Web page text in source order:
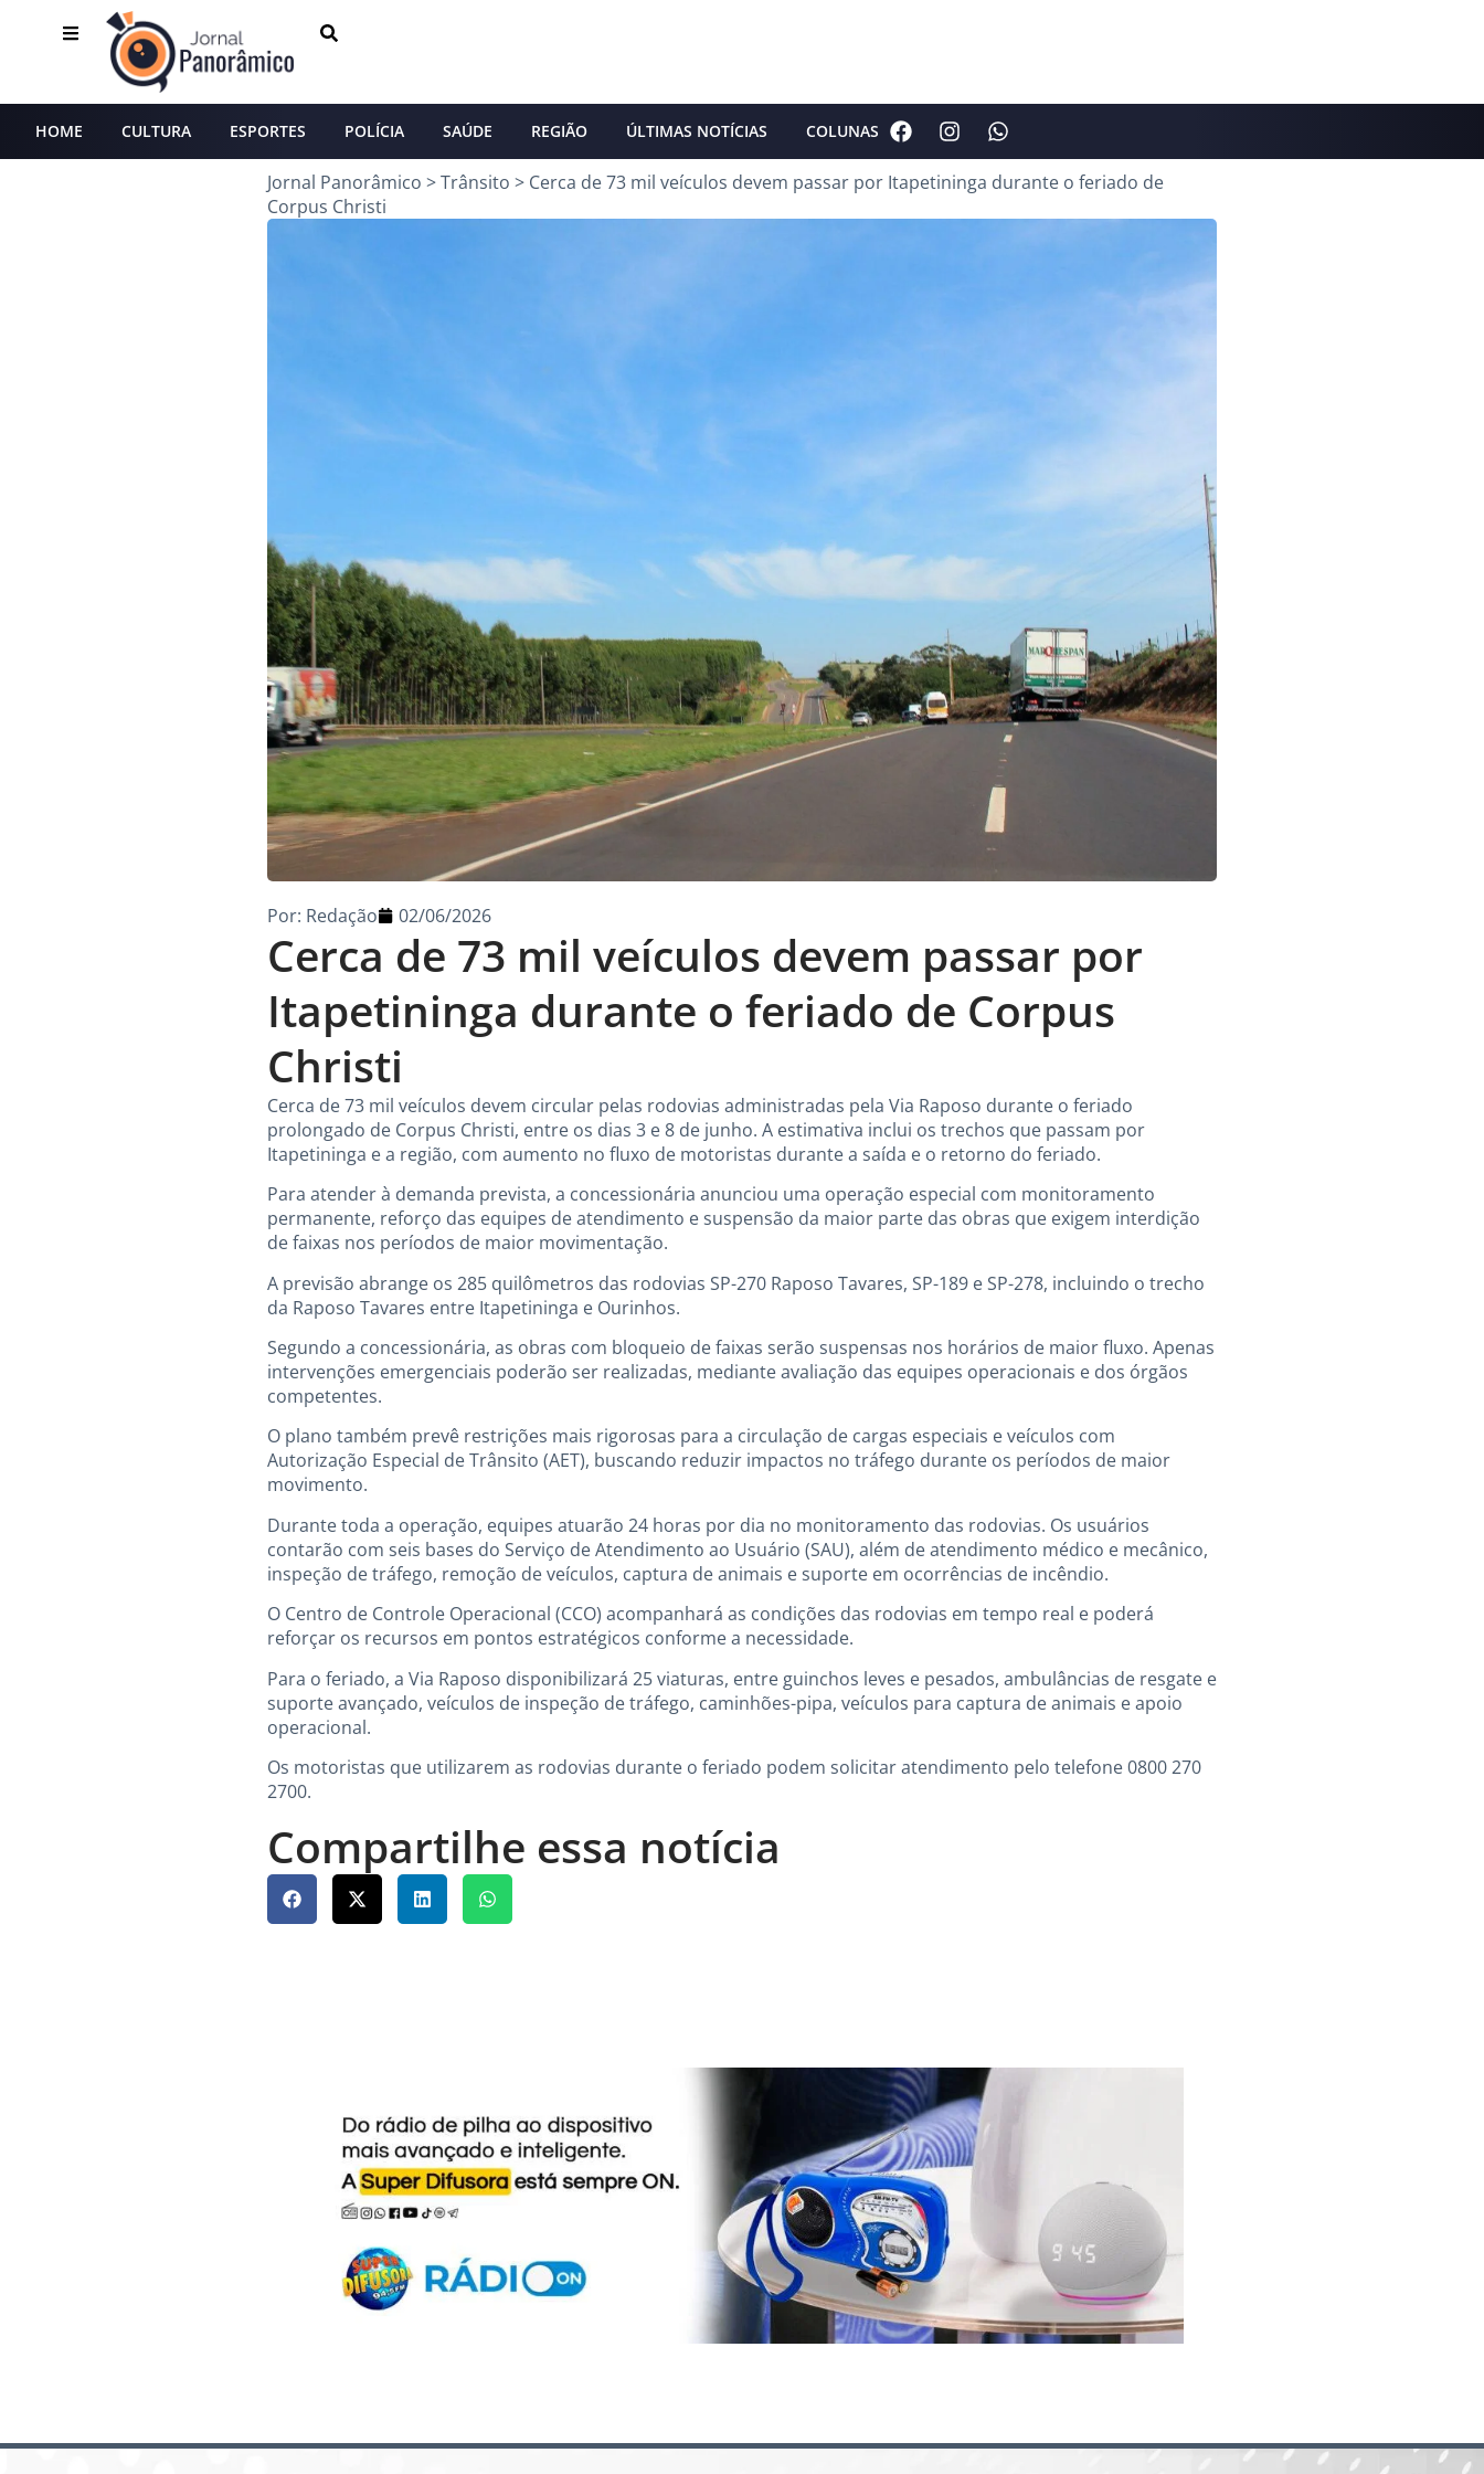
HOME CULTURA ESPORTES POLÍCIA SAÚDE REGIÃO ÚLTIMAS NOTÍCIAS COLUNAS
Jornal Panorâmico >Trânsito > Cerca de 73 mil veículos devem passar por Itapetininga durante o feriado de
Corpus Christi
Cerca de 73 mil veículos devem passar por
Itapetininga durante o feriado de Corpus
Christi
Por: Redação 02/06/2026
Cerca de 73 mil veículos devem circular pelas rodovias administradas pela Via Raposo durante o feriado
prolongado de Corpus Christi, entre os dias 3 e 8 de junho. A estimativa inclui os trechos que passam por
Itapetininga e a região, com aumento no fluxo de motoristas durante a saída e o retorno do feriado.
Para atender à demanda prevista, a concessionária anunciou uma operação especial com monitoramento
permanente, reforço das equipes de atendimento e suspensão da maior parte das obras que exigem interdição
de faixas nos períodos de maior movimentação.
A previsão abrange os 285 quilômetros das rodovias SP-270 Raposo Tavares, SP-189 e SP-278, incluindo o trecho
da Raposo Tavares entre Itapetininga e Ourinhos.
Segundo a concessionária, as obras com bloqueio de faixas serão suspensas nos horários de maior fluxo. Apenas
intervenções emergenciais poderão ser realizadas, mediante avaliação das equipes operacionais e dos órgãos
competentes.
O plano também prevê restrições mais rigorosas para a circulação de cargas especiais e veículos com
Autorização Especial de Trânsito (AET), buscando reduzir impactos no tráfego durante os períodos de maior
movimento.
Durante toda a operação, equipes atuarão 24 horas por dia no monitoramento das rodovias. Os usuários
contarão com seis bases do Serviço de Atendimento ao Usuário (SAU), além de atendimento médico e mecânico,
inspeção de tráfego, remoção de veículos, captura de animais e suporte em ocorrências de incêndio.
O Centro de Controle Operacional (CCO) acompanhará as condições das rodovias em tempo real e poderá
reforçar os recursos em pontos estratégicos conforme a necessidade.
Para o feriado, a Via Raposo disponibilizará 25 viaturas, entre guinchos leves e pesados, ambulâncias de resgate e
suporte avançado, veículos de inspeção de tráfego, caminhões-pipa, veículos para captura de animais e apoio
operacional.
Os motoristas que utilizarem as rodovias durante o feriado podem solicitar atendimento pelo telefone 0800 270
2700.
Compartilhe essa notícia